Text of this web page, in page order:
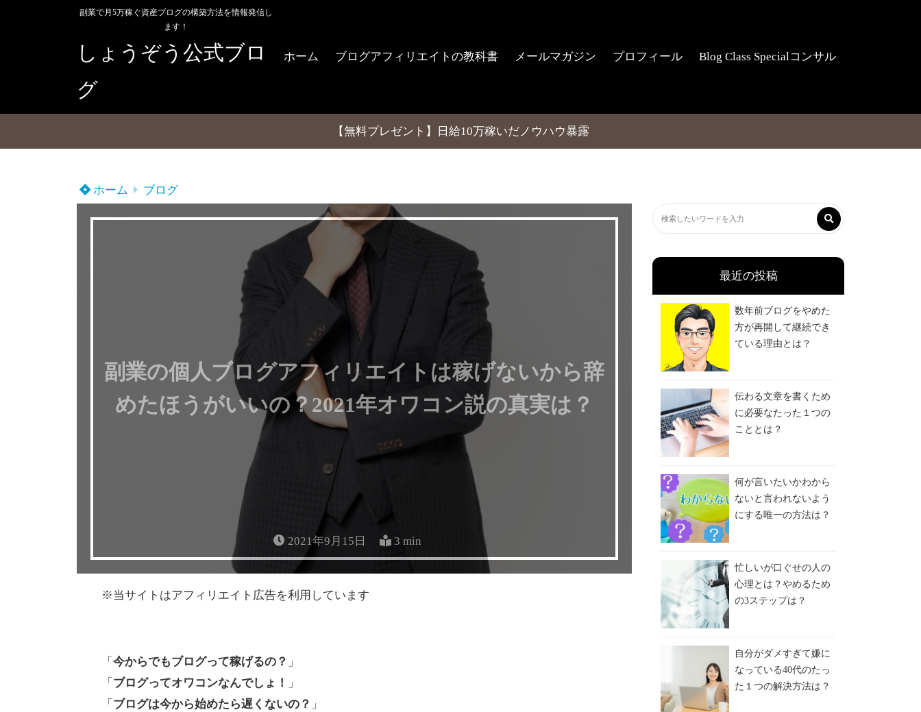
副業で月5万稼ぐ資産ブログの構築方法を情報発信し
ます！
しょうぞう公式ブロ
グ
ホーム ブログアフィリエイトの教科書 メールマガジン プロフィール Blog Class Specialコンサル
【無料プレゼント】日給10万稼いだノウハウ暴露
ホーム ブログ
副業の個人ブログアフィリエイトは稼げないから辞
めたほうがいいの？2021年オワコン説の真実は？
2021年9月15日 3 min
※当サイトはアフィリエイト広告を利用しています
「 今からでもブログって稼げるの？ 」
「 ブログってオワコンなんでしょ！
」
「 ブログは今から始めたら遅くないの？ 」
最近の投稿
数年前ブログをやめた
方が再開して継続でき
ている理由とは？
伝わる文章を書くため
に必要なたった１つの
こととは？
何が言いたいかわから
ないと言われないよう
にする唯一の方法は？
忙しいが口ぐせの人の
心理とは？やめるため
の3ステップは？
自分がダメすぎて嫌に
なっている40代のたっ
た１つの解決方法は？